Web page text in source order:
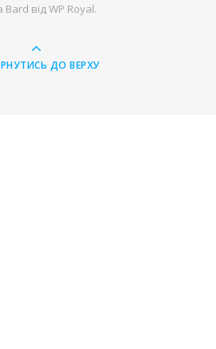
Bard від WP Royal.
ДО ВЕРХУ